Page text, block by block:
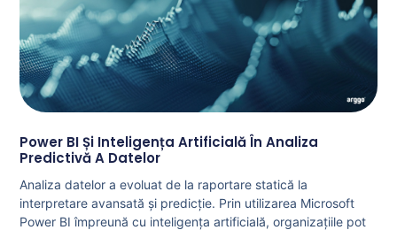
Power BI Și Inteligența Artificială În Analiza
Predictivă A Datelor
Analiza datelor a evoluat de la raportare statică la
interpretare avansată și predicție. Prin utilizarea Microsoft
Power BI împreună cu inteligența artificială, organizațiile pot